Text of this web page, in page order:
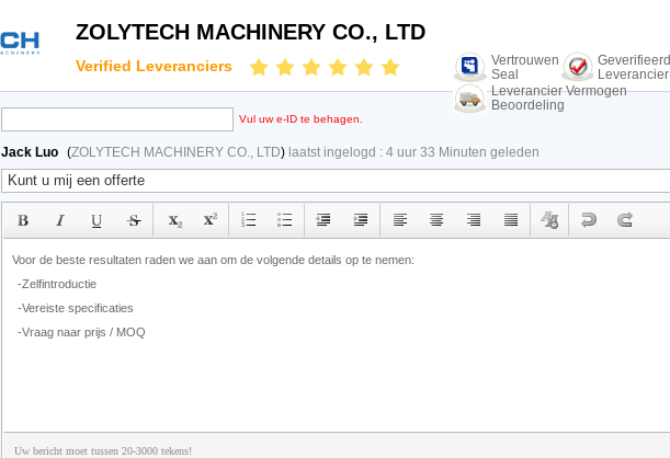
ZOLYTECH MACHINERY CO., LTD
Verified Leveranciers
Vertrouwen
Seal
Geverifieerd
Leverancier
Leverancier Vermogen
Beoordeling
Vul uw e-ID te behagen.
Jack Luo (ZOLYTECH MACHINERY CO., LTD) laatst ingelogd : 4 uur 33 Minuten geleden
Uw bericht moet tussen 20-3000 tekens!